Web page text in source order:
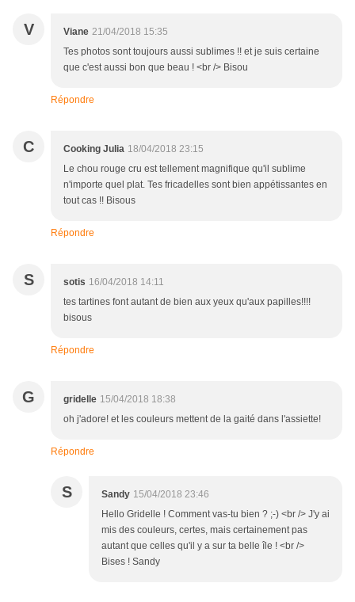
V Viane 21/04/2018 15:35
Tes photos sont toujours aussi sublimes !! et je suis certaine
que c'est aussi bon que beau ! <br /> Bisou
Répondre
C Cooking Julia 18/04/2018 23:15
Le chou rouge cru est tellement magnifique qu'il sublime
n'importe quel plat. Tes fricadelles sont bien appétissantes en
tout cas !! Bisous
Répondre
S sotis 16/04/2018 14:11
tes tartines font autant de bien aux yeux qu'aux papilles!!!!
bisous
Répondre
G gridelle 15/04/2018 18:38
oh j'adore! et les couleurs mettent de la gaité dans l'assiette!
Répondre
S Sandy 15/04/2018 23:46
Hello Gridelle ! Comment vas-tu bien ? ;-) <br /> J'y ai
mis des couleurs, certes, mais certainement pas
autant que celles qu'il y a sur ta belle île ! <br />
Bises ! Sandy